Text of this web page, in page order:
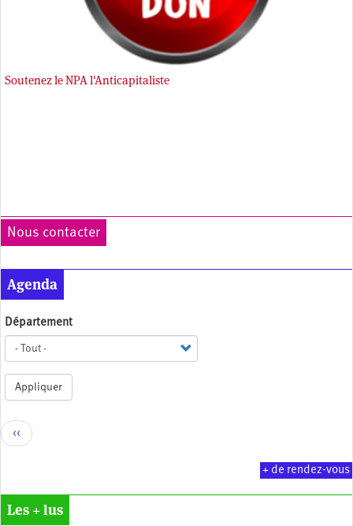
Soutenez le NPA l'Anticapitaliste
Nous contacter
Agenda
Département
Appliquer
Pagination
Page
précédente
‹‹
+ de rendez-vous
Les + lus